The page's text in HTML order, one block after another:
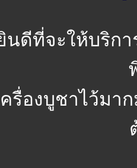
นดีที่จะให้บริก
ครื่องบูชาไว้ม